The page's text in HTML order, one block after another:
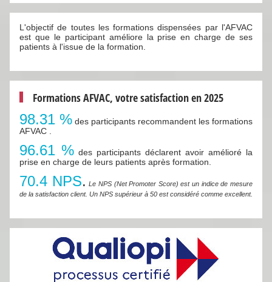
L'objectif de toutes les formations dispensées par l'AFVAC
est que le participant améliore la prise en charge de ses
patients à l'issue de la formation.
Formations AFVAC, votre satisfaction en 2025
98.31 % des participants recommandent les formations
AFVAC .
96.61 % des participants déclarent avoir amélioré la
prise en charge de leurs patients après formation.
70.4 NPS. Le NPS (Net Promoter Score) est un indice de mesure
de la satisfaction client. Un NPS supérieur à 50 est considéré comme excellent.